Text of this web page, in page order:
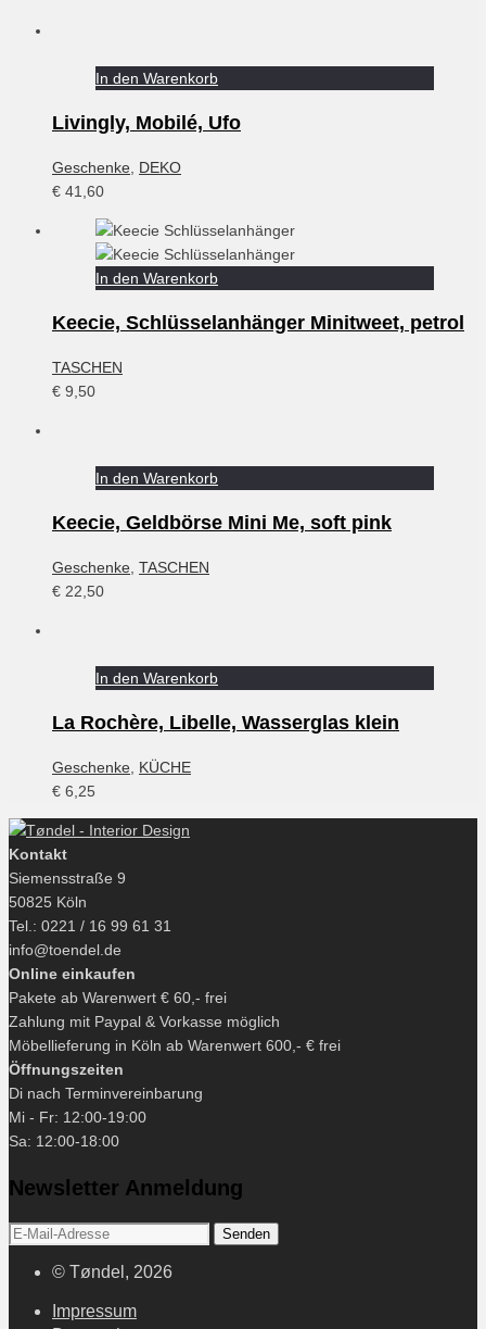
In den Warenkorb
Livingly, Mobilé, Ufo
Geschenke, DEKO
€ 41,60
In den Warenkorb
Keecie, Schlüsselanhänger Minitweet, petrol
TASCHEN
€ 9,50
In den Warenkorb
Keecie, Geldbörse Mini Me, soft pink
Geschenke, TASCHEN
€ 22,50
In den Warenkorb
La Rochère, Libelle, Wasserglas klein
Geschenke, KÜCHE
€ 6,25
Kontakt
Siemensstraße 9
50825 Köln
Tel.: 0221 / 16 99 61 31
info@toendel.de
Online einkaufen
Pakete ab Warenwert € 60,- frei
Zahlung mit Paypal & Vorkasse möglich
Möbellieferung in Köln ab Warenwert 600,- € frei
Öffnungszeiten
Di nach Terminvereinbarung
Mi - Fr: 12:00-19:00
Sa: 12:00-18:00
Newsletter Anmeldung
© Tøndel, 2026
Impressum